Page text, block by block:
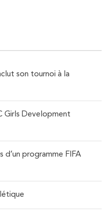
son tournoi à la
Girls Development
d’un programme FIFA